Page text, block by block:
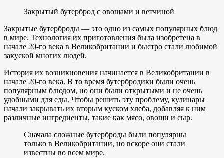
Закрытый бутерброд с овощами и ветчиной
Закрытые бутерброды — это одно из самых популярных блюд
в мире. Технология их приготовления была изобретена в
начале 20-го века в Великобритании и быстро стали любимой
закуской многих людей.
История их возникновения начинается в Великобритании в
начале 20-го века. В то время бутербродики были очень
популярным блюдом, но они были открытыми и не очень
удобными для еды. Чтобы решить эту проблему, кулинары
начали закрывать их вторым куском хлеба, добавляя к ним
различные ингредиенты, такие как мясо, овощи и сыр.
Сначала сложные бутерброды были популярны
только в Великобритании, но вскоре они стали
известны во всем мире.